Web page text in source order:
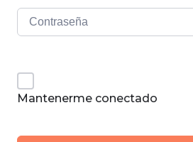
Mantenerme conectado